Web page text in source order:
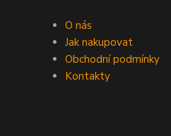
O nás
Jak nakupovat
Obchodní podmínky
Kontakty